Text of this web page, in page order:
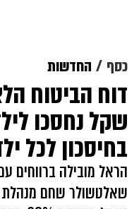
כסף החדשות
בחיסכון לכל
שאלטשולר שחם מנהלת